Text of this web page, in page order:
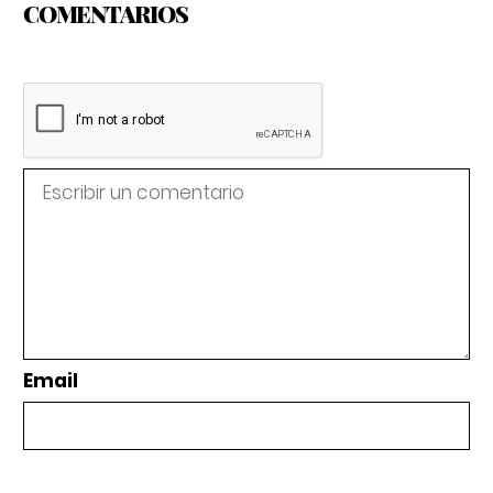
COMENTARIOS
Email